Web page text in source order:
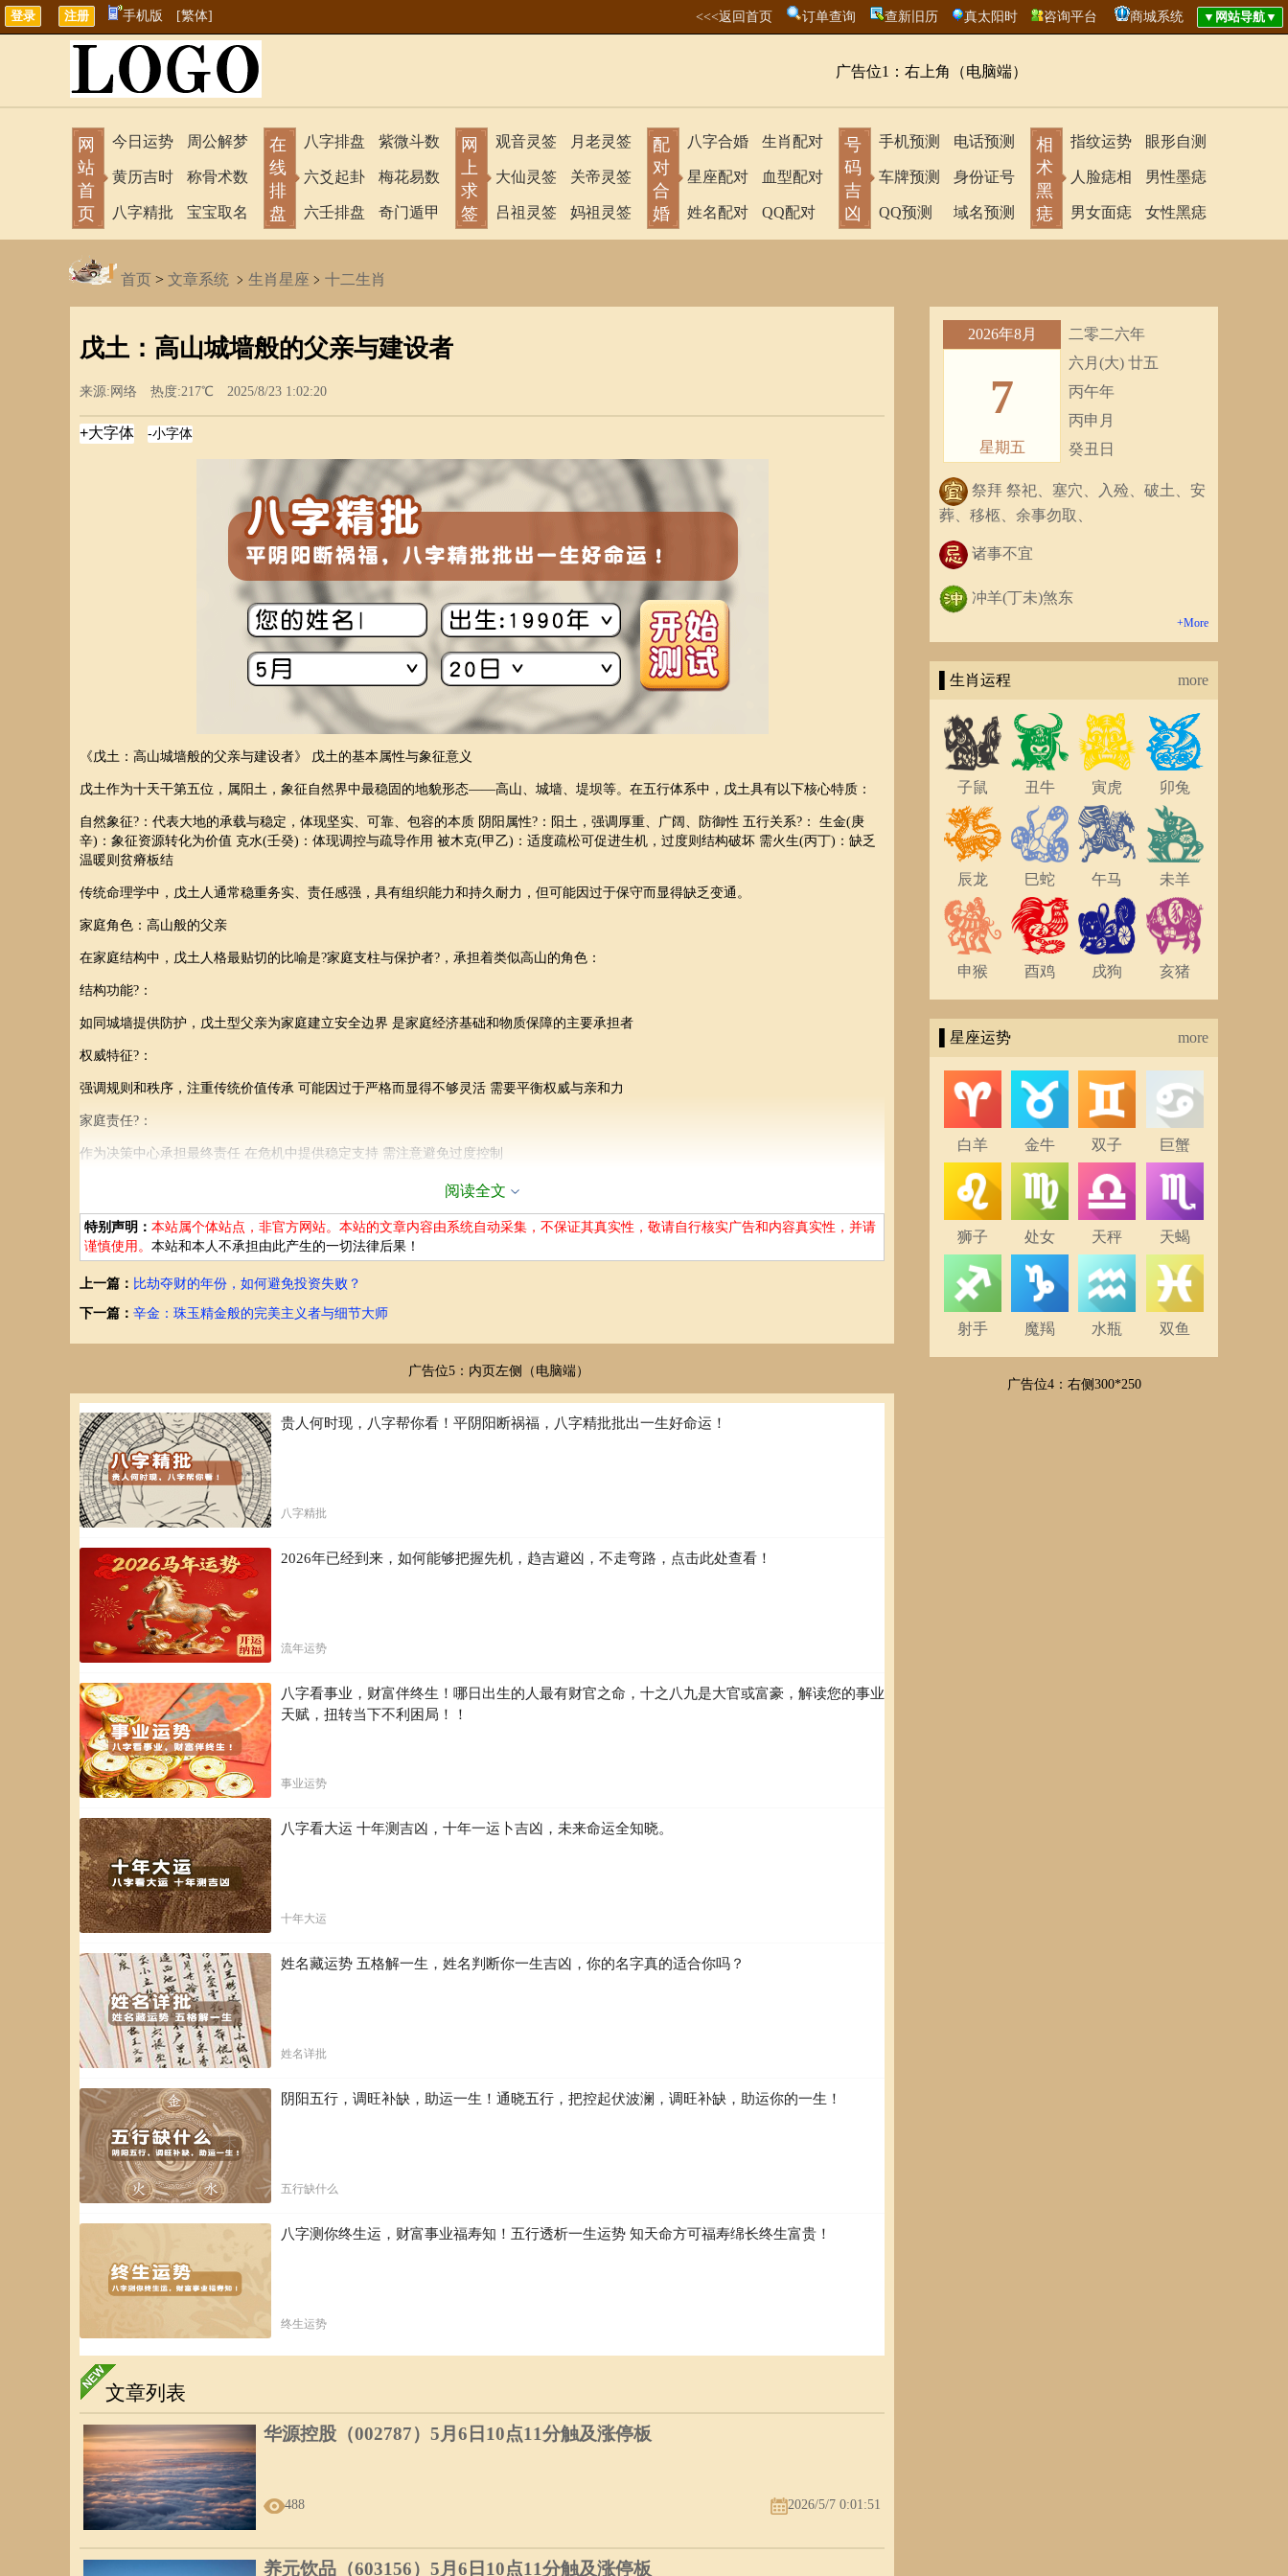
手机版 [繁体] <<<返回首页 订单查询 查新旧历 真太阳时 咨询平台 商城系统
广告位1：右上角（电脑端）
网
站
首
页
今日运势
黄历吉时
八字精批
周公解梦
称骨术数
宝宝取名
在
线
排
盘
八字排盘
六爻起卦
六壬排盘
紫微斗数
梅花易数
奇门遁甲
网
上
求
签
观音灵签
大仙灵签
吕祖灵签
月老灵签
关帝灵签
妈祖灵签
配
对
合
婚
八字合婚
星座配对
姓名配对
生肖配对
血型配对
QQ配对
号
码
吉
凶
手机预测
车牌预测
QQ预测
电话预测
身份证号
域名预测
相
术
黑
痣
指纹运势
人脸痣相
男女面痣
眼形自测
男性墨痣
女性黑痣
首页 > 文章系统 ﹥ 生肖星座 ﹥ 十二生肖
戊土：高山城墙般的父亲与建设者
来源:网络 热度:217℃ 2025/8/23 1:02:20
《戊土：高山城墙般的父亲与建设者》 戊土的基本属性与象征意义
戊土作为十天干第五位，属阳土，象征自然界中最稳固的地貌形态——高山、城墙、堤坝等。在五行体系中，戊土具有以下核心特质：
自然象征?：代表大地的承载与稳定，体现坚实、可靠、包容的本质 阴阳属性?：阳土，强调厚重、广阔、防御性 五行关系?： 生金(庚
辛)：象征资源转化为价值 克水(壬癸)：体现调控与疏导作用 被木克(甲乙)：适度疏松可促进生机，过度则结构破坏 需火生(丙丁)：缺乏
温暖则贫瘠板结
传统命理学中，戊土人通常稳重务实、责任感强，具有组织能力和持久耐力，但可能因过于保守而显得缺乏变通。
家庭角色：高山般的父亲
在家庭结构中，戊土人格最贴切的比喻是?家庭支柱与保护者?，承担着类似高山的角色：
结构功能?：
如同城墙提供防护，戊土型父亲为家庭建立安全边界 是家庭经济基础和物质保障的主要承担者
权威特征?：
强调规则和秩序，注重传统价值传承 可能因过于严格而显得不够灵活 需要平衡权威与亲和力
家庭责任?：
作为决策中心承担最终责任 在危机中提供稳定支持 需注意避免过度控制
与癸水(妻子)形成”山环水抱”的相生关系 对乙木(女儿)既有约束又提供成长空间 与丙火(长子)可能形成责任传承 社会角色：稳健的建设者
与管理者
持久性 长期坚持同一目标 大地的恒久不变 务实性 注重实际效果 土壤的生产功能 典型职业适配 建筑工程师?：实体项目的规划建设 企业
管理者?：组织体系的维护运营 农业专家?：土地资源的开发利用 财务总监?：资产的安全保值 政府官员?：社会秩序的维护者 职业优势与
戊土日主者(出生日天干为戊)的典型特征：
优势面?：
重信守诺，言行一致 抗压能力强，处变不惊 善于积累和长期规划
需平衡的方面?：
戊土与其他天干的互动规律：
最佳搭档?：
癸水(正财)：形成”戊癸合火”，激发活力 丙火(偏印)：提供温暖，避免过于冷硬
甲木(七杀)：适度挑战促进成长，过度则压力过大 庚金(食神)：稳定输出但可能限制创新 健康与能量管理 身体对应?：脾胃系统、肌肉组
织 养生重点?： 规律饮食保护脾胃 适度运动保持代谢 学习释放心理压力 现代应用启示 个人发展建议
职业选择?：
优先考虑需要责任感的岗位 适合系统化和结构化的工作 避免过于多变或冒险的环境
能力提升?：
补充创新思维训练 培养快速决策能力 学习情绪表达与沟通
人际关系?：
增强情感回应能力 平衡原则性与灵活性 在家庭中平衡权威与民主 社会价值实现
戊土特质者在现代社会中可发挥以下独特价值：
基础建设?：
维护社会基本架构 保障关键系统稳定运行 传承有价值的传统
危机管理?：
资源管理?：
优化物质资源配置 实现可持续发展 构建良性循环系统 总结
戊土作为阳土之代表，其”高山城墙”的本质在家庭和社会中分别体现为?支柱父亲?与?建设者?两种核心角色。理解戊土的特性与规律，有
助于这类人格更好地发挥稳定性和组织力，同时规避保守僵化的潜在局限。无论是作为家庭保护者还是社会基础维护者，戊土型人物都需
阅读全文
特别声明： 本站属个体站点，非官方网站。本站的文章内容由系统自动采集，不保证其真实性，敬请自行核实广告和内容真实性，并请
谨慎使用。 本站和本人不承担由此产生的一切法律后果！
上一篇： 比劫夺财的年份，如何避免投资失败？
下一篇： 辛金：珠玉精金般的完美主义者与细节大师
广告位5：内页左侧（电脑端）
贵人何时现，八字帮你看！平阴阳断祸福，八字精批批出一生好命运！
八字精批
2026年已经到来，如何能够把握先机，趋吉避凶，不走弯路，点击此处查看！
流年运势
八字看事业，财富伴终生！哪日出生的人最有财官之命，十之八九是大官或富豪，解读您的事业
天赋，扭转当下不利困局！！
事业运势
八字看大运 十年测吉凶，十年一运卜吉凶，未来命运全知晓。
十年大运
姓名藏运势 五格解一生，姓名判断你一生吉凶，你的名字真的适合你吗？
姓名详批
阴阳五行，调旺补缺，助运一生！通晓五行，把控起伏波澜，调旺补缺，助运你的一生！
五行缺什么
八字测你终生运，财富事业福寿知！五行透析一生运势 知天命方可福寿绵长终生富贵！
终生运势
文章列表
华源控股（002787）5月6日10点11分触及涨停板
488 2026/5/7 0:01:51
养元饮品（603156）5月6日10点11分触及涨停板
2026年8月
7
星期五
二零二六年
六月(大) 廿五
丙午年
丙申月
癸丑日
祭拜 祭祀、塞穴、入殓、破土、安
葬、移柩、余事勿取、
诸事不宜
冲羊(丁未)煞东
+More
▌生肖运程 more
子鼠 丑牛 寅虎 卯兔
辰龙 巳蛇 午马 未羊
申猴 酉鸡 戌狗 亥猪
▌星座运势 more
白羊 金牛 双子 巨蟹
狮子 处女 天秤 天蝎
射手 魔羯 水瓶 双鱼
广告位4：右侧300*250